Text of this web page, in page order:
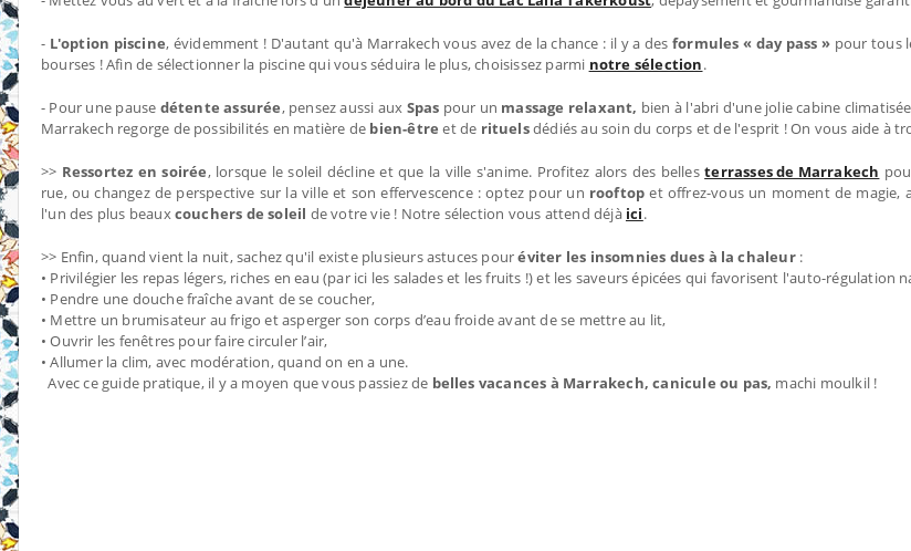
- L'option piscine, évidemment ! D'autant qu'à Marrakech vous avez de la chance : il y a desformules « day pass » pour tous
bourses ! Afin de sélectionner la piscine qui vous séduira le plus, choisissez parmi notre sélection.
- Pour une pause détente assurée, pensez aussi aux Spas pour un massage relaxant, bien à l'abri d'une jolie cabine
Marrakech regorge de possibilités en matière de bien-être et de rituelsdédiés au soin du corps et de l'esprit ! On vous aide à
>> Ressortez en soirée, lorsque le soleil décline et que la ville s'anime. Profitez alors des bellesterrasses de Marrakech
rue, ou changez de perspective sur la ville et son effervescence : optez pour un rooftop et offrez-vous un moment de magie,
l'un des plus beauxcouchers de soleil de votre vie ! Notre sélection vous attend déjà ici.
>> Enfin, quand vient la nuit, sachez qu'il existe plusieurs astuces pouréviter les insomnies dues à la chaleur:
• Privilégier les repas légers, riches en eau (par ici les salades et les fruits !) et les saveurs épicées qui favorisent l'auto-régulation
• Pendre une douche fraîche avant de se coucher,
• Mettre un brumisateur au frigo et asperger son corps d’eau froide avant de se mettre au lit,
• Ouvrir les fenêtres pour faire circuler l’air,
• Allumer la clim, avec modération, quand on en a une.
Avec ce guide pratique, il y a moyen que vous passiez de belles vacances à Marrakech, canicule ou pas, machi moulkil !